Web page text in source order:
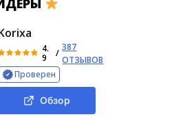
4.
9
/
387
ОТЗЫВОВ
Проверен
Обзор